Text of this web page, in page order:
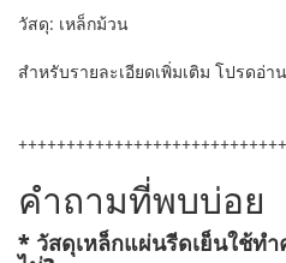
วัสดุ: เหล็กม้วน
สำหรับรายละเอียดเพิ่มเติม โปรดอ่า
คำถามที่พบบ่อย
* วัสดุเหล็กแผ่นรีดเย็นใช้ท